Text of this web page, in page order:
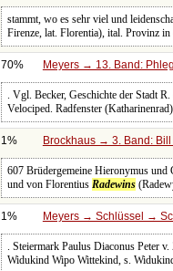
stammt, wo es sehr viel und
Firenze, lat. Florentia), ital. Provinz
70% Meyers → 13. Band:
. Vgl. Becker, Geschichte der Stadt
Velociped. Radfenster
1% Brockhaus → 3. Band:
607 Brüdergemeine Hieronymus und
und von FlorentiusRadewins
1% Meyers → Schlüssel →
. Steiermark Paulus Diaconus Peter
Widukind Wipo Wittekind, s.